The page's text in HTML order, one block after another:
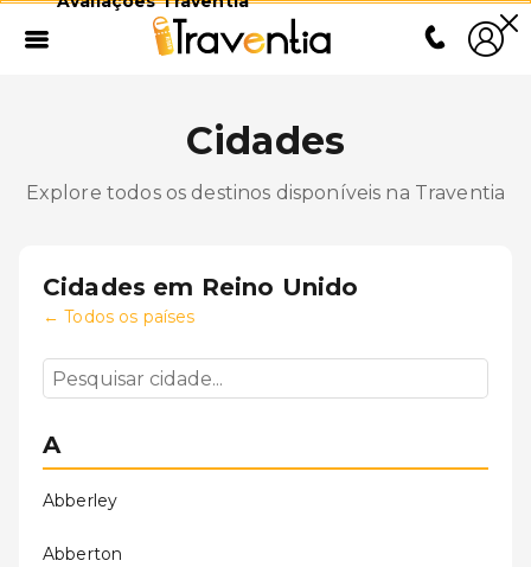
Cidades
Explore todos os destinos disponíveis na Traventia
Cidades em Reino Unido
←Todos os países
A
Abberley
Abberton